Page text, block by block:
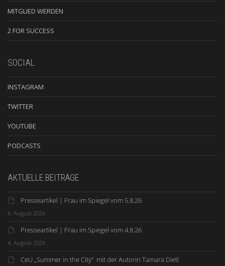
MITGLIED WERDEN
2 FOR SUCCESS
SOCIAL
INSTAGRAM
TWITTER
YOUTUBE
PODCASTS
AKTUELLE BEITRÄGE
Presseartikel | Frau im Spiegel vom 5.8.26
6. August 2026
Presseartikel | Frau im Spiegel vom 4.8.26
4. August 2026
CeU „Summer in the City“ mit der Autorin Tamara Dietl